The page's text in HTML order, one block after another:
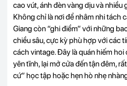
cao vút, ánh đèn vàng dịu và nhiều
Không chỉ là nơi để nhâm nhi tách
Giang còn “ghi điểm” với những
chiều sâu, cực kỳ phù hợp với các
cách vintage. Đây là quán hiếm hoi
yên tĩnh, lại mở cửa đến tận đêm,
cứ” học tập hoặc hẹn hò nhẹ